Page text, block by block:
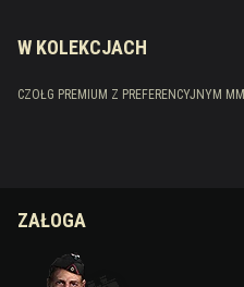
W KOLEKCJACH
CZOŁG PREMIUM Z PREFERENCYJNYM MM
ZAŁOGA